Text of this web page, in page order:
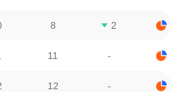
8 2
11 -
12 -